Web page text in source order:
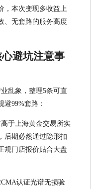
，本次变现多收益上
、无套路的服务高度
避坑注意事
乱象，整理5条可直
99%套路：
高于上海黄金交易所实
后期必然通过隐形扣
规门店报价贴合大盘
CMA认证光谱无损验